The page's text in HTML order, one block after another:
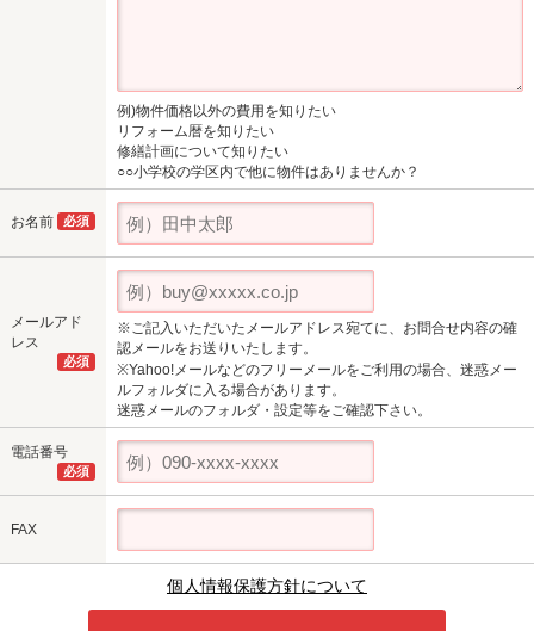
例)物件価格以外の費用を知りたい
リフォーム暦を知りたい
修繕計画について知りたい
○○小学校の学区内で他に物件はありませんか？
お名前 必須
メールアド
レス
必須
※ご記入いただいたメールアドレス宛てに、お問合せ内容の確
認メールをお送りいたします。
※Yahoo!メールなどのフリーメールをご利用の場合、迷惑メー
ルフォルダに入る場合があります。
迷惑メールのフォルダ・設定等をご確認下さい。
電話番号
必須
FAX
個人情報保護方針について